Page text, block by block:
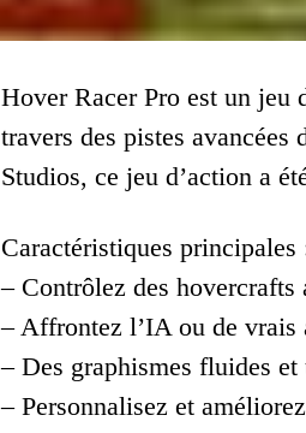
Hover Racer Pro est un jeu
travers des pistes
Studios, ce jeu d’action a
Caractéristiques principales
– Contrôlez des hovercrafts
– Affrontez l’IA ou de vrais
– Des graphismes fluides
– Personnalisez et